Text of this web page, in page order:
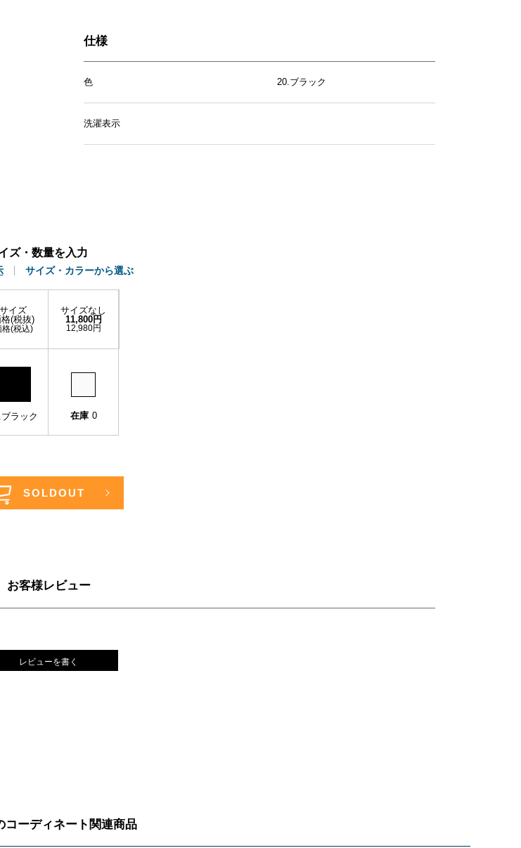
仕様
色 20.ブラック
洗濯表示
ズ・数量を入力
サイズ・カラーから選ぶ
サイズ
(税抜)
格(税込)
サイズなし
11,800円
12,980円
ラック 在庫 0
お客様レビュー
レビューを書く
コーディネート関連商品